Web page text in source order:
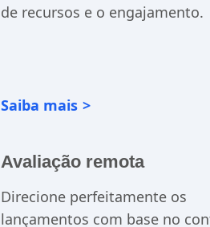
de recursos e o engajamento.
Saiba mais
Avaliação remota
Direcione perfeitamente os
lançamentos com base no